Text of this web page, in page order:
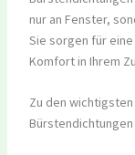
nur an Fenster,
Sie sorgen für
Komfort in Ihrem
Zu den